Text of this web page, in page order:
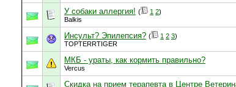
У собаки аллергия! ( 1 2)
Balkis
Инсульт? Эпилепсия? ( 1 2 3)
TOPTERRTIGER
МКБ - ураты, как кормить правильно?
Vercus
Скидка на прием терапевта в Центре